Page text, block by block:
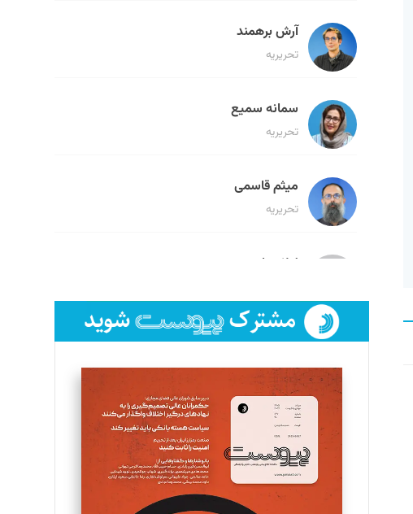
آرش برهمند
تحریریه
سمانه سمیع
تحریریه
میثم قاسمی
تحریریه
لیلا حنارود
فائزه فتحی رستمی
تحریریه
سروش کرمیان
تحریریه
مینا پاکدل